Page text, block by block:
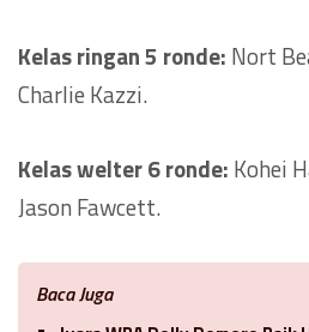
Kelas ringan 5 ronde: Nort
Charlie Kazzi.
Kelas welter 6 ronde: Kohei
Jason Fawcett.
Baca Juga